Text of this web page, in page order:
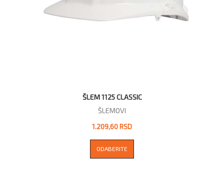
ŠLEM 1125 CLASSIC
ŠLEMOVI
1.209,60 RSD
ODABERITE